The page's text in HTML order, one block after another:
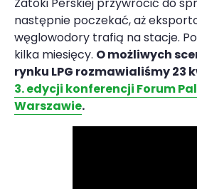
następnie poczekać, aż
węglowodory trafią na stacje.
kilka miesięcy. O możliwych
rynku LPG rozmawialiśmy 23
3. edycji konferencji Forum
Warszawie.